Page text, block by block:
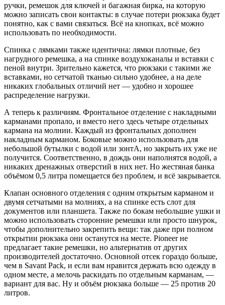
ручки, ремешок для ключей и багажная бирка, на которую
можно записать свои контакты: в случае потери рюкзака будет
понятно, как с вами связаться. Всё на кнопках, всё можно
использовать по необходимости.
Спинка с лямками также идентична: лямки плотные, без
нагрудного ремешка, а на спинке воздухоканалы и вставки с
пеной внутри. Зрительно кажется, что рюкзаки с такими же
вставками, но сетчатой тканью сильно удобнее, а на деле
никаких глобальных отличий нет — удобно и хорошее
распределение нагрузки.
А теперь к различиям. Фронтальное отделение с накладными
карманами пропало, и вместо него здесь четыре отдельных
кармана на молнии. Каждый из фронтальных дополнен
накладным карманом. Боковые можно использовать для
небольшой бутылки с водой или зонтА, но закрыть их уже не
получится. Соответственно, в дождь они наполнятся водой, а
никаких дренажных отверстий в них нет. Но жестяная банка
объёмом 0,5 литра помещается без проблем, и всё закрывается.
Клапан основного отделения с одним открытым карманом и
двумя сетчатыми на молниях, а на спинке есть слот для
документов или планшета. Также по бокам небольшие ушки и
можно использовать сторонние ремешки или просто шнурок,
чтобы дополнительно закрепить вещи: так даже при полном
открытии рюкзака они останутся на месте. Pioneer не
предлагает такие ремешки, но альтернатив от других
производителей достаточно. Основной отсек гораздо больше,
чем в Savant Pack, и если вам нравится держать всю одежду в
одном месте, а мелочь раскидать по отдельным карманам, —
вариант для вас. Ну и объём рюкзака больше — 25 против 20
литров.